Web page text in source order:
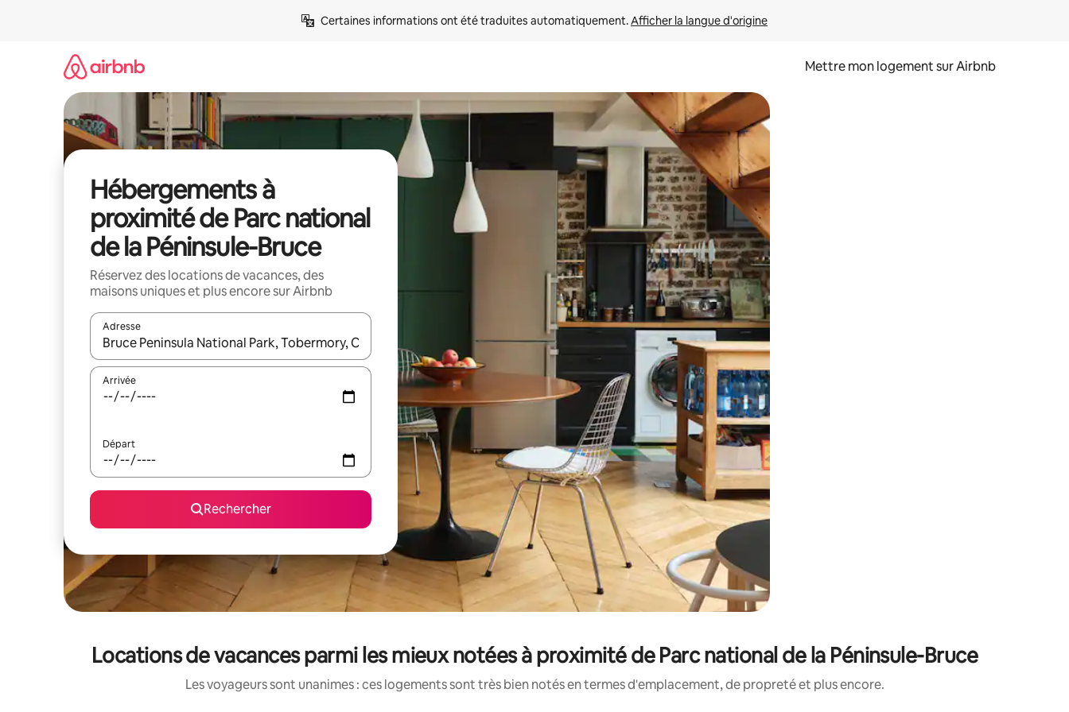
Certaines informations ont été traduites automatiquement. Afficher la langue d'origine
Mettre mon logement sur Airbnb
Hébergements à
proximité de Parc national
de la Péninsule-Bruce
Réservez des locations de vacances, des
maisons uniques et plus encore sur Airbnb
Adresse
Lorsque les résultats s'affichent, utilisez les flèches vers le haut et vers le bas pour les parcourir ou en appuyant et en faisant glisser.
Arrivée
Départ
Rechercher
Locations de vacances parmi les mieux notées à proximité de Parc national de la Péninsule-Bruce
Les voyageurs sont unanimes : ces logements sont très bien notés en termes d'emplacement, de propreté et plus encore.